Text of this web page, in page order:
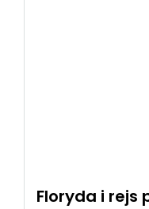
Floryda i rejs